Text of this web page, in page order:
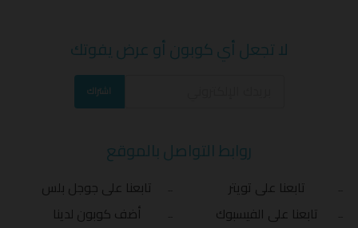
لا تجعل أي كوبون أو عرض يفوتك
اشتراك
روابط التواصل بالموقع
تابعنا على تويتر
تابعنا على الفيسبوك
تابعنا على جوجل بلس
أضف كوبون لدينا